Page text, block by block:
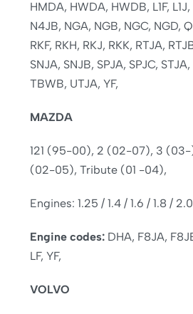
HMDA, HWDA, HWDB, L1F, L1J,
N4JB, NGA, NGB, NGC, NGD,
RKF, RKH, RKJ, RKK, RTJA,
SNJA, SNJB, SPJA, SPJC,
TBWB, UTJA, YF,
MAZDA
121 (95-00), 2 (02-07), 3
(02-05), Tribute (01 -04),
Engines: 1.25 / 1.4 / 1.6 / 1.8 /
Engine codes: DHA, F8JA,
LF, YF,
VOLVO